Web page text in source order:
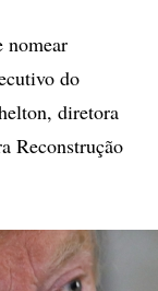
nomear
do
diretora
Reconstrução